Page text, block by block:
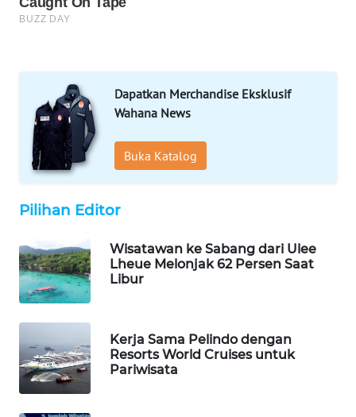
Dapatkan Merchandise Eksklusif
Wahana News
Buka Katalog
Pilihan Editor
Wisatawan ke Sabang dari Ulee
Lheue Melonjak 62 Persen Saat
Libur
Kerja Sama Pelindo dengan
Resorts World Cruises untuk
Pariwisata
WN
WN
MADURA
WN
SURABAYA
NATUNA
WN
BINTAN
WN
MANDALIKA
WN
LIKUPANG